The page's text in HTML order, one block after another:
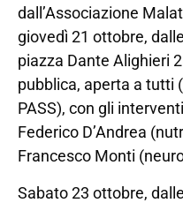
dall’Associazione
giovedì 21 ottobre,
piazza Dante Alighieri
pubblica, aperta a tutti
PASS), con gli
Federico D’Andrea
Francesco Monti
Sabato 23 ottobre,